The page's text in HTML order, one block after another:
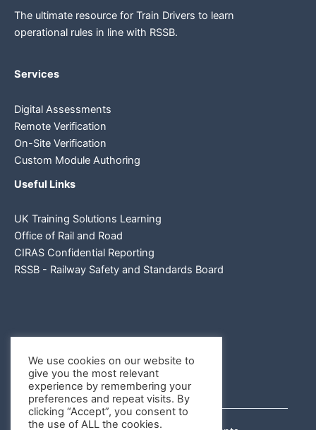
The ultimate resource for Train Drivers to learn
operational rules in line with RSSB.
Services
Digital Assessments
Remote Verification
On-Site Verification
Custom Module Authoring
Useful Links
UK Training Solutions Learning
Office of Rail and Road
CIRAS Confidential Reporting
RSSB - Railway Safety and Standards Board
We use cookies on our website to
give you the most relevant
experience by remembering your
preferences and repeat visits. By
clicking “Accept”, you consent to
the use of ALL the cookies.